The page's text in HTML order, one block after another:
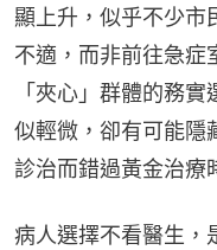
顯上升，似乎不少市
不適，而非前往急症
「夾心」群體的務
似輕微，卻有可能隱
診治而錯過黃金治療
病人選擇不看醫生，